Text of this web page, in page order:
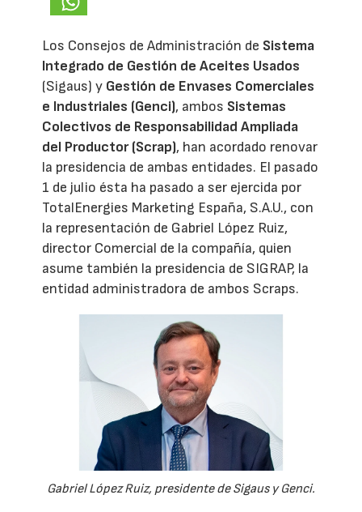
Los Consejos de Administración de Sistema
Integrado de Gestión de Aceites Usados
(Sigaus) y Gestión de Envases Comerciales
e Industriales (Genci), ambos Sistemas
Colectivos de Responsabilidad Ampliada
del Productor (Scrap), han acordado renovar
la presidencia de ambas entidades. El pasado
1 de julio ésta ha pasado a ser ejercida por
TotalEnergies Marketing España, S.A.U., con
la representación de Gabriel López Ruiz,
director Comercial de la compañía, quien
asume también la presidencia de SIGRAP, la
entidad administradora de ambos Scraps.
Gabriel López Ruiz, presidente de Sigaus y Genci.